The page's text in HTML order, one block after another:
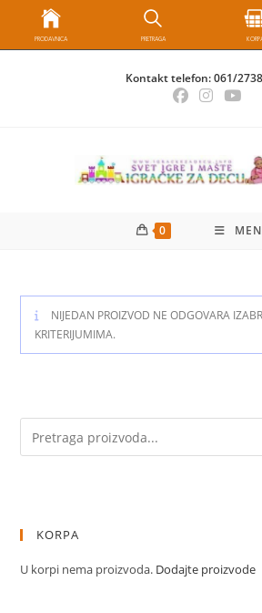
Kontakt telefon:061/
0
NIJEDAN PROIZVOD NE ODGOVARA
KRITERIJUMIMA.
KORPA
U korpi nema proizvoda. Dodajte proizvode
PRODAVNICA PRETRAGA